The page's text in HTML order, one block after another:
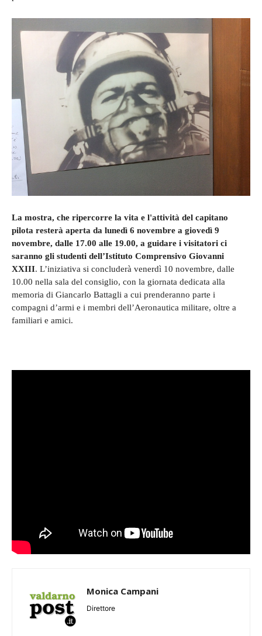
La mostra, che ripercorre la vita e l'attività del capitano
pilota resterà aperta da lunedì 6 novembre a giovedì 9
novembre, dalle 17.00 alle 19.00, a guidare i visitatori ci
saranno gli studenti dell’Istituto Comprensivo Giovanni
XXIII. L’iniziativa si concluderà venerdì 10 novembre, dalle
10.00 nella sala del consiglio, con la giornata dedicata alla
memoria di Giancarlo Battagli a cui prenderanno parte i
compagni d’armi e i membri dell’Aeronautica militare, oltre a
familiari e amici.
Monica Campani
Direttore